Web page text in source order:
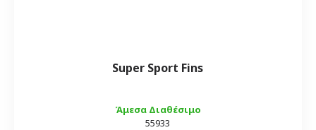
Άμεσα Διαθέσιμο
55933
Super Sport Fins